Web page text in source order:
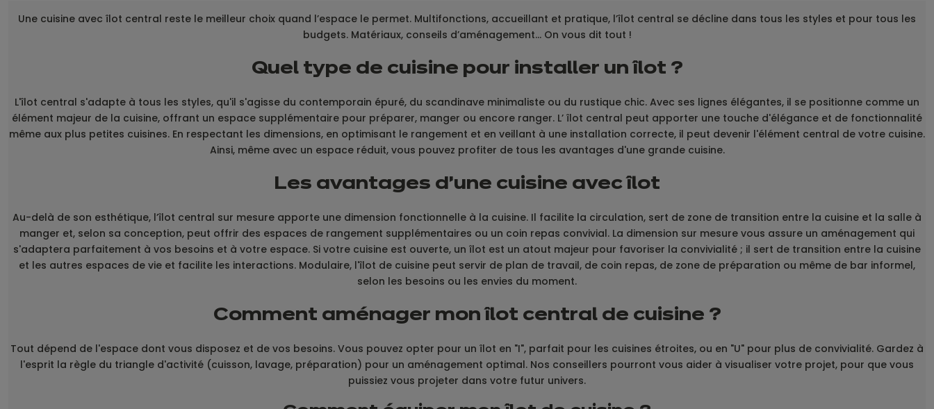
Une cuisine avec îlot central reste le meilleur choix quand l’espace le permet. Multifonctions, accueillant et pratique, l’îlot central se décline dans tous les styles et pour tous les
budgets. Matériaux, conseils d’aménagement... On vous dit tout !
Quel type de cuisine pour installer un îlot ?
L'îlot central s'adapte à tous les styles, qu'il s'agisse du contemporain épuré, du scandinave minimaliste ou du rustique chic. Avec ses lignes élégantes, il se positionne comme un
élément majeur de la cuisine, offrant un espace supplémentaire pour préparer, manger ou encore ranger. L’ îlot central peut apporter une touche d'élégance et de fonctionnalité
même aux plus petites cuisines. En respectant les dimensions, en optimisant le rangement et en veillant à une installation correcte, il peut devenir l'élément central de votre cuisine.
Ainsi, même avec un espace réduit, vous pouvez profiter de tous les avantages d'une grande cuisine.
Les avantages d'une cuisine avec îlot
Au-delà de son esthétique, l’îlot central sur mesure apporte une dimension fonctionnelle à la cuisine. Il facilite la circulation, sert de zone de transition entre la cuisine et la salle à
manger et, selon sa conception, peut offrir des espaces de rangement supplémentaires ou un coin repas convivial. La dimension sur mesure vous assure un aménagement qui
s'adaptera parfaitement à vos besoins et à votre espace. Si votre cuisine est ouverte, un îlot est un atout majeur pour favoriser la convivialité ; il sert de transition entre la cuisine
et les autres espaces de vie et facilite les interactions. Modulaire, l'îlot de cuisine peut servir de plan de travail, de coin repas, de zone de préparation ou même de bar informel,
selon les besoins ou les envies du moment.
Comment aménager mon îlot central de cuisine ?
Tout dépend de l'espace dont vous disposez et de vos besoins. Vous pouvez opter pour un îlot en "I", parfait pour les cuisines étroites, ou en "U" pour plus de convivialité. Gardez à
l'esprit la règle du triangle d'activité (cuisson, lavage, préparation) pour un aménagement optimal. Nos conseillers pourront vous aider à visualiser votre projet, pour que vous
puissiez vous projeter dans votre futur univers.